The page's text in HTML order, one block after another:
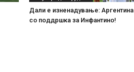
Дали е изненадување: Аргентина
со поддршка за Инфантино!